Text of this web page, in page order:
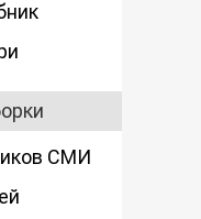
СМИ